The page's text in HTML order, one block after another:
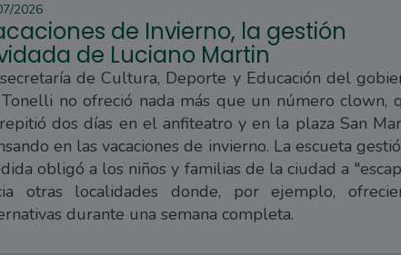
2026
de Invierno, la gestión
de Luciano Martin
de Cultura, Deporte y Educación del
no ofreció nada más que un número clown,
dos días en el anfiteatro y en la plaza San
en las vacaciones de invierno. La escueta
obligó a los niños y familias de la ciudad a
otras localidades donde, por ejemplo,
durante una semana completa.